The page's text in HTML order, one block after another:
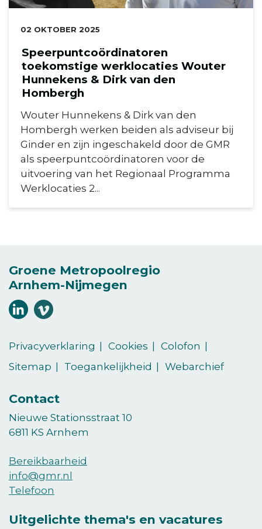
DATUM:
02 OKTOBER 2025
Speerpuntcoördinatoren
toekomstige werklocaties Wouter
Hunnekens & Dirk van den
Hombergh
Wouter Hunnekens & Dirk van den
Hombergh werken beiden als adviseur bij
Ginder en zijn ingeschakeld door de GMR
als speerpuntcoördinatoren voor de
uitvoering van het Regionaal Programma
Werklocaties 2...
Groene Metropoolregio
Arnhem-Nijmegen
Volg
ons
LinkedIn
ons
vimeo
Privacyverklaring
Cookies
Colofon
Sitemap
Toegankelijkheid Webarchief
Contact
Nieuwe Stationsstraat 10
6811 KS Arnhem
Bereikbaarheid
info@gmr.nl
Telefoon
Uitgelichte thema's en vacatures